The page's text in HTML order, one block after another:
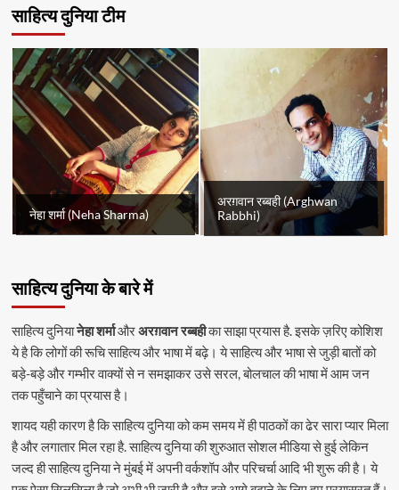
साहित्य दुनिया टीम
नेहा शर्मा (Neha Sharma)
अरग़वान रब्बही (Arghwan
Rabbhi)
साहित्य दुनिया के बारे में
साहित्य दुनियानेहा शर्माऔरअरग़वान रब्बहीका साझा प्रयास है. इसके ज़रिए कोशिश
ये है कि लोगों की रूचि साहित्य और भाषा में बढ़े। ये साहित्य और भाषा से जुड़ी बातों को
बड़े-बड़े और गम्भीर वाक्यों से न समझाकर उसे सरल, बोलचाल की भाषा में आम जन
तक पहुँचाने का प्रयास है।
शायद यही कारण है कि साहित्य दुनिया को कम समय में ही पाठकों का ढेर सारा प्यार मिला
है और लगातार मिल रहा है. साहित्य दुनिया की शुरुआत सोशल मीडिया से हुई लेकिन
जल्द ही साहित्य दुनिया ने मुंबई में अपनी वर्कशॉप और परिचर्चा आदि भी शुरू की है। ये